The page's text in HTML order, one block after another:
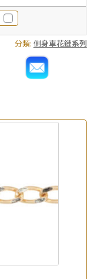
分類: 側身車花鏈系列